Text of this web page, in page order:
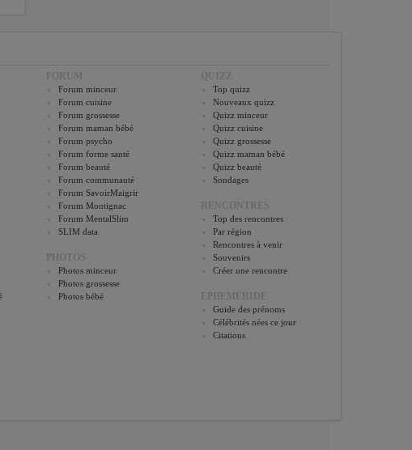
FORUM
Forum minceur
Forum cuisine
Forum grossesse
Forum maman bébé
Forum psycho
Forum forme santé
Forum beauté
Forum communauté
Forum SavoirMaigrir
Forum Montignac
Forum MentalSlim
SLIM data
PHOTOS
Photos minceur
Photos grossesse
Photos bébé
QUIZZ
Top quizz
Nouveaux quizz
Quizz minceur
Quizz cuisine
Quizz grossesse
Quizz maman bébé
Quizz beauté
Sondages
RENCONTRES
Top des rencontres
Par région
Rencontres à venir
Souvenirs
Créer une rencontre
EPHEMERIDE
Guide des prénoms
Célébrités nées ce jour
Citations